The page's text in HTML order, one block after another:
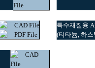
File
CAD File
PDF File
특수재질용
(티타늄, 하
CAD
File